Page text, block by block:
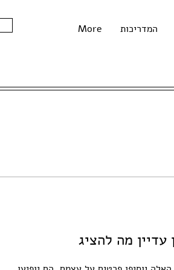
המדריכות More
עדיין מה להציג